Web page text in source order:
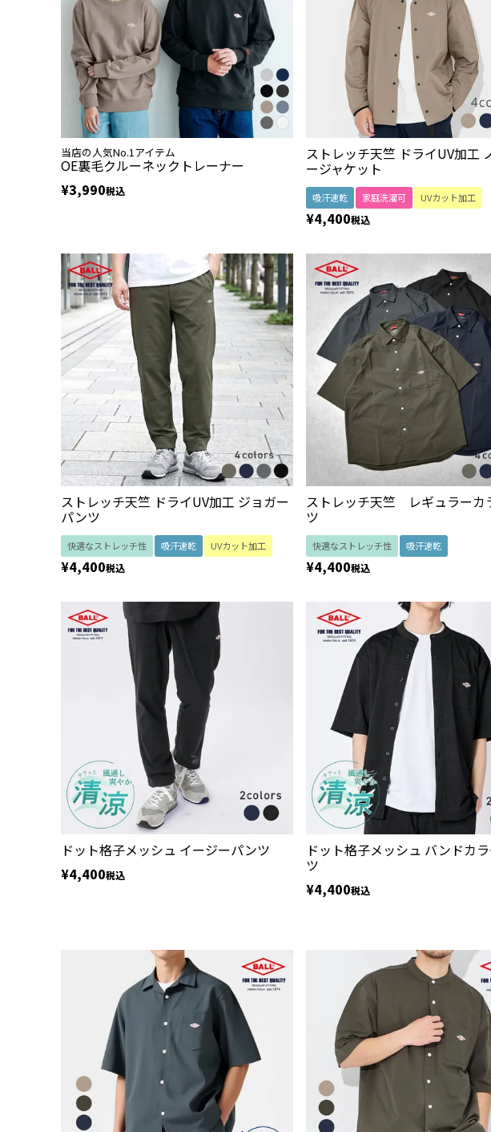
当店の人気No.1アイテム
OE裏毛クルーネックトレーナー
¥3,990税込
ストレッチ天竺 ドライUV加工
ージャケット
吸汗速乾 家庭洗濯可 UVカット加工
¥4,400税込
ストレッチ天竺 ドライUV加工 ジョガー
パンツ
快適なストレッチ性 吸汗速乾 UVカット加工
¥4,400税込
ストレッチ天竺 レギュラーカ
ツ
快適なストレッチ性 吸汗速乾
¥4,400税込
ドット格子メッシュ イージーパンツ
¥4,400税込
ドット格子メッシュ バンドカ
ツ
¥4,400税込